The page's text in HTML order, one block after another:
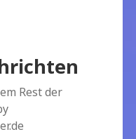
Rest der